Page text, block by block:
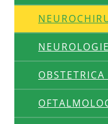
NEUROLOGIE